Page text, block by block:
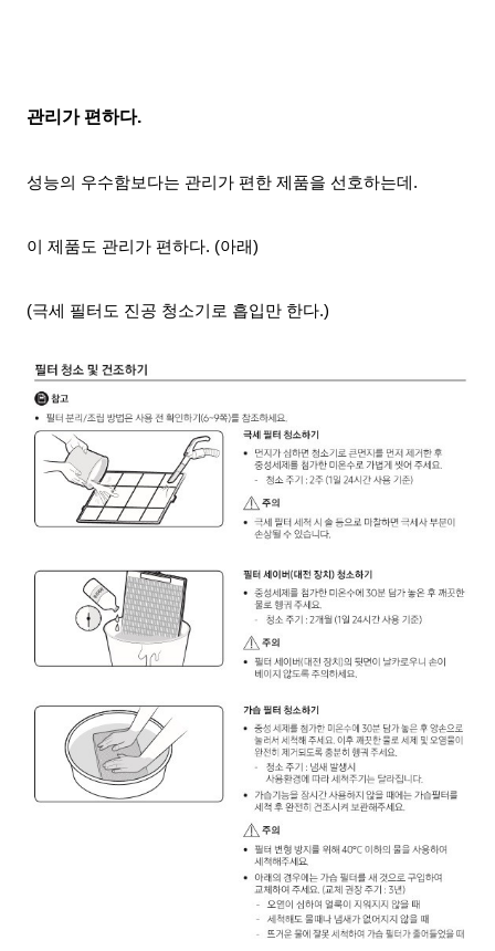
관리가 편하다.
성능의 우수함보다는 관리가 편한 제품을 선호하는데.
이 제품도 관리가 편하다. (아래)
(극세 필터도 진공 청소기로 흡입만 한다.)